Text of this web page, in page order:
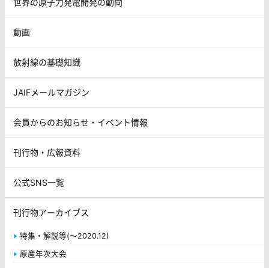
世界の原子力発電開発の動向
動画
放射線の基礎知識
JAIFメールマガジン
会員からのお知らせ・イベント情報
刊行物・広報資料
公式SNS一覧
刊行物アーカイブス
特集・解説等(～2020.12)
原産年次大会